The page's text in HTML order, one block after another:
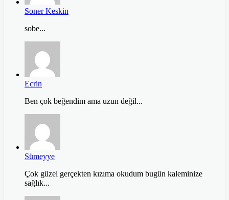
Soner Keskin
sobe...
Ecrin
Ben çok beğendim ama uzun değil...
Sümeyye
Çok güzel gerçekten kızıma okudum bugün kaleminize
sağlık...